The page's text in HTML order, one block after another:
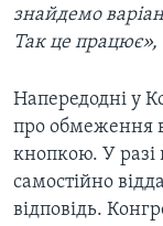
знайдемо
Так це працює»,
Напередодні у
про обмеження
кнопкою. У
самостійно
відповідь.